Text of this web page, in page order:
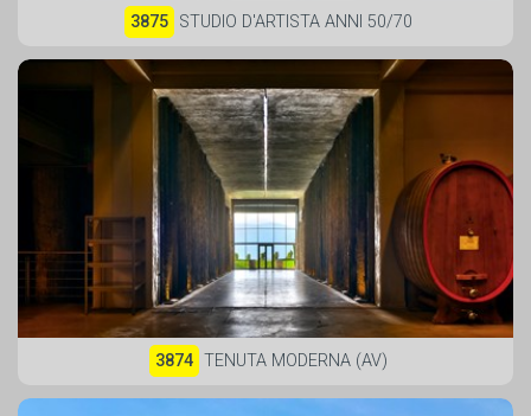
3875 STUDIO D'ARTISTA ANNI 50/70
3874 TENUTA MODERNA (AV)